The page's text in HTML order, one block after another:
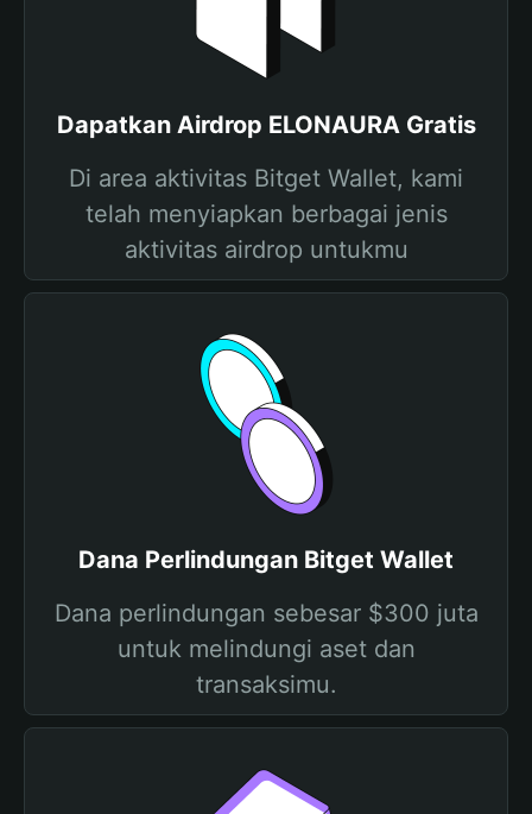
Dapatkan Airdrop ELONAURA Gratis
Di area aktivitas Bitget Wallet, kami
telah menyiapkan berbagai jenis
aktivitas airdrop untukmu
Dana Perlindungan Bitget Wallet
Dana perlindungan sebesar $300 juta
untuk melindungi aset dan
transaksimu.